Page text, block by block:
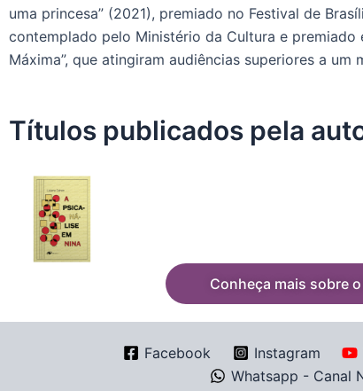
uma princesa” (2021), premiado no Festival de
contemplado pelo Ministério da Cultura e premiado
Máxima”, que atingiram audiências superiores a
Títulos publicados pela
Conheça mais sobre
Facebook Instagram
Whatsapp - Canal